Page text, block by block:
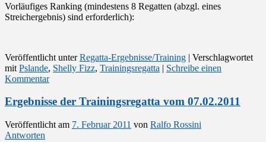
Vorläufiges Ranking (mindestens 8 Regatten (abzgl. eines
Streichergebnis) sind erforderlich):
Veröffentlicht unter Regatta-Ergebnisse/Training | Verschlagwortet
mit Pslande, Shelly Fizz, Trainingsregatta | Schreibe einen
Kommentar
Ergebnisse der Trainingsregatta vom 07.02.2011
Veröffentlicht am 7. Februar 2011 von Ralfo Rossini
Antworten